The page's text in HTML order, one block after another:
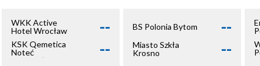
WKK Active
Hotel Wrocław
--
KSK Qemetica
Noteć
Inowrocław
--
BS Polonia Bytom --
Miasto Szkła
Krosno
--